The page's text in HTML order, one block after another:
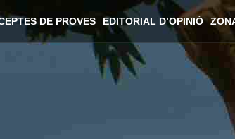
DE PROVES EDITORIAL D’OPINIÓ